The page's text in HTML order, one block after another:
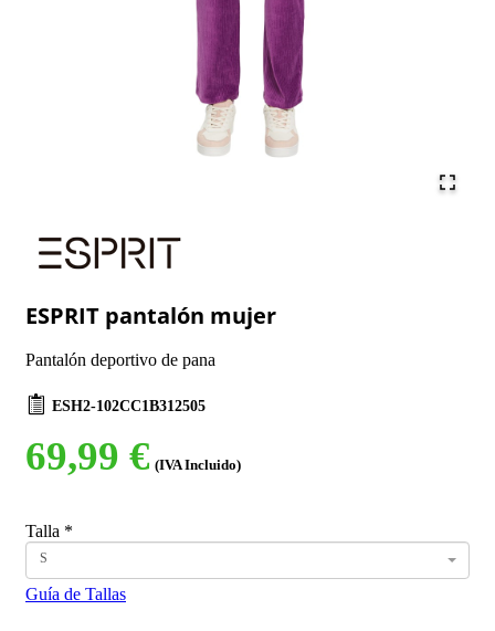
ESPRIT pantalón mujer
Pantalón deportivo de pana
ESH2-102CC1B312505
69,99 € (IVA Incluido)
Talla *
S
Guía de Tallas